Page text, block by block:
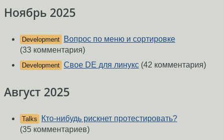
Ноябрь 2025
Development
Вопрос по меню и сортировке
(33 комментария)
Development Свое DE для линукс (42 комментария)
Август 2025
Talks
Кто-нибудь рискнет протестировать?
(35 комментариев)